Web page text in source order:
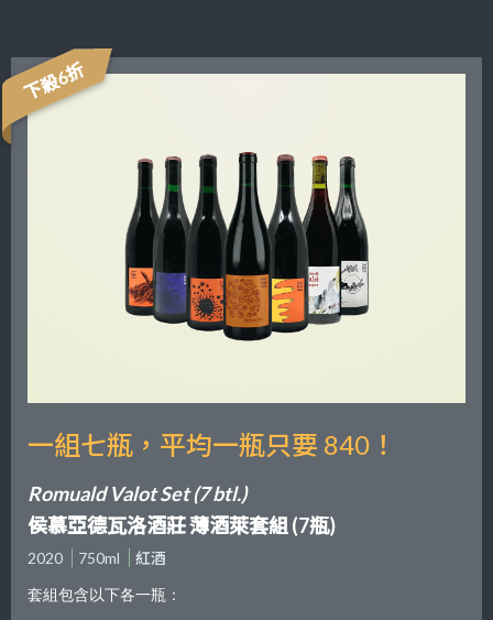
下殺6折
一組七瓶，平均一瓶只要 840！
Romuald Valot Set (7 btl.)
侯慕亞德瓦洛酒莊 薄酒萊套組 (7瓶)
2020 750ml
紅酒
套組包含以下各一瓶：